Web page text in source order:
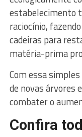
estabelecimento
raciocínio,
cadeiras para
matéria-prima
Com essa
de novas árvores
combater o
Confira